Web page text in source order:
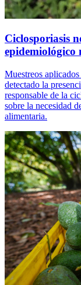
Ciclosporiasis
epidemiológico
Muestreos
detectado la
responsable de la
sobre la necesidad
alimentaria.